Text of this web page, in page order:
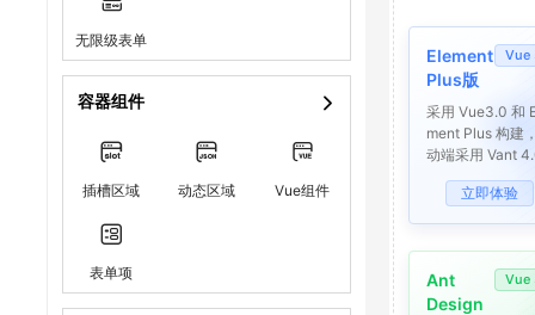
无限级表单
容器组件
插槽区域 动态区域 Vue组件
表单项
Element
Plus版
Vue
采用 Vue3.0 和
ment Plus 构建
动端采用 Vant
立即体验
Ant
Design
Vue